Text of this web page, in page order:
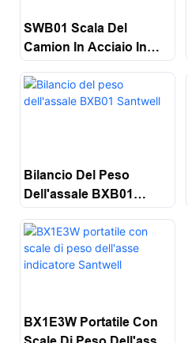
SWB01 Scala Del
Camion In Acciaio In
Santwell
Bilancio Del Peso
Dell'assale BXB01
BX1E3W Portatile Con